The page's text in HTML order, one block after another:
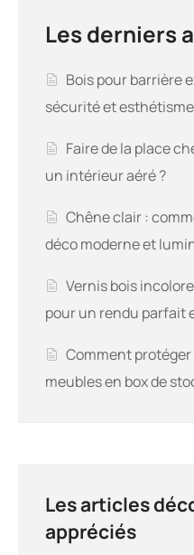
Les derniers
Bois pour barrière
sécurité et
Faire de la place
un intérieur aéré ?
Chêne clair :
déco moderne et
Vernis bois
pour un rendu parfait
Comment
meubles en box de
Les articles
appréciés